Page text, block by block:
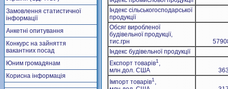
Замовлення статистичної
інформації
Анкетні опитування
Конкурс на зайняття
вакантних посад
Юним громадянам
Корисна інформація
Індекс сільськогосподарської
продукції
Обсяг виробленої
будівельної продукції,
тис.грн
Індекс будівельної продукції
Експорт товарів1 ,
млн.дол. США
Імпорт товарів1 ,